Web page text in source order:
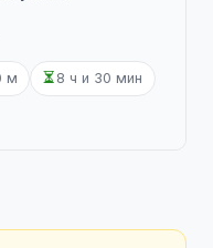
м 8 ч и 30 мин